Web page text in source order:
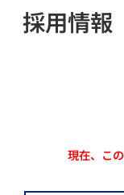
採用情報
現在、こ